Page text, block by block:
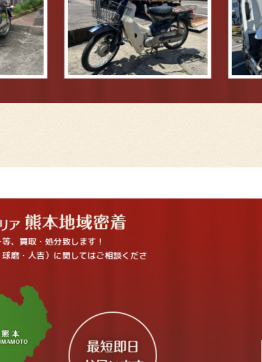
、買取・処分致します！
磨・人吉）に関してはご相談くださ